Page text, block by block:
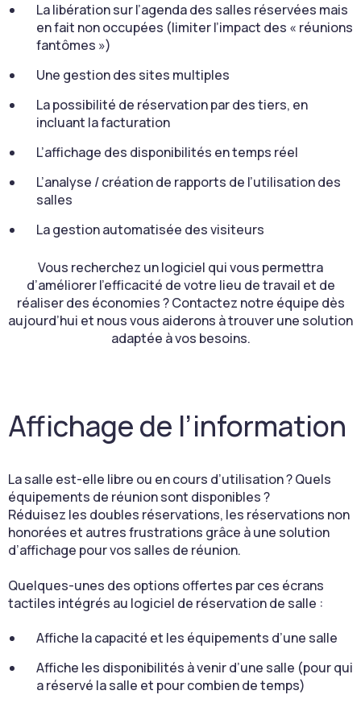
La libération sur l’agenda des salles réservées mais
en fait non occupées (limiter l’impact des « réunions
fantômes »)
Une gestion des sites multiples
La possibilité de réservation par des tiers, en
incluant la facturation
L’affichage des disponibilités en temps réel
L’analyse / création de rapports de l’utilisation des
salles
La gestion automatisée des visiteurs
Vous recherchez un logiciel qui vous permettra
d’améliorer l’efficacité de votre lieu de travail et de
réaliser des économies ? Contactez notre équipe dès
aujourd’hui et nous vous aiderons à trouver une solution
adaptée à vos besoins.
Affichage de l’information
La salle est-elle libre ou en cours d’utilisation ? Quels
équipements de réunion sont disponibles ?
Réduisez les doubles réservations, les réservations non
honorées et autres frustrations grâce à une solution
d’affichage pour vos salles de réunion.
Quelques-unes des options offertes par ces écrans
tactiles intégrés au logiciel de réservation de salle :
Affiche la capacité et les équipements d’une salle
Affiche les disponibilités à venir d’une salle (pour qui
a réservé la salle et pour combien de temps)